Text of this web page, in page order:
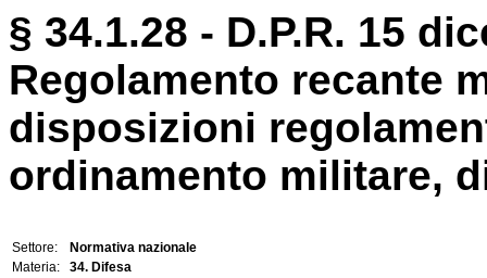
§ 34.1.28 - D.P.R. 15
Regolamento recante
disposizioni
ordinamento militare,
Settore:
Normativa nazionale
Materia:
34. Difesa